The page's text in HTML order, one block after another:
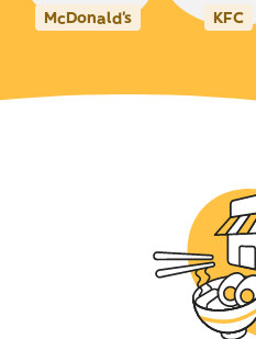
McDonald's KFC